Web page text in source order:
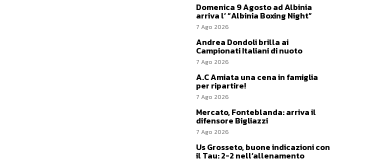
Domenica 9 Agosto ad Albinia
arriva l’ “Albinia Boxing Night”
7 Ago 2026
Andrea Dondoli brilla ai
Campionati Italiani di nuoto
7 Ago 2026
A.C Amiata una cena in famiglia
per ripartire!
7 Ago 2026
Mercato, Fonteblanda: arriva il
difensore Bigliazzi
7 Ago 2026
Us Grosseto, buone indicazioni con
il Tau: 2-2 nell’allenamento